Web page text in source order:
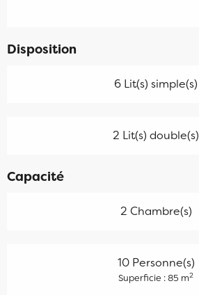
Disposition
6 Lit(s) simple(s)
2 Lit(s) double(s)
Capacité
2 Chambre(s)
10 Personne(s)
Superficie : 85 m2